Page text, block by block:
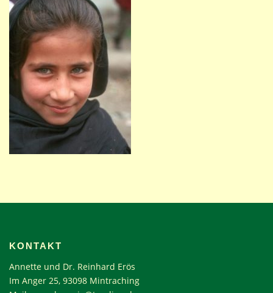
KONTAKT
Annette und Dr. Reinhard Erös
Im Anger 25, 93098 Mintraching